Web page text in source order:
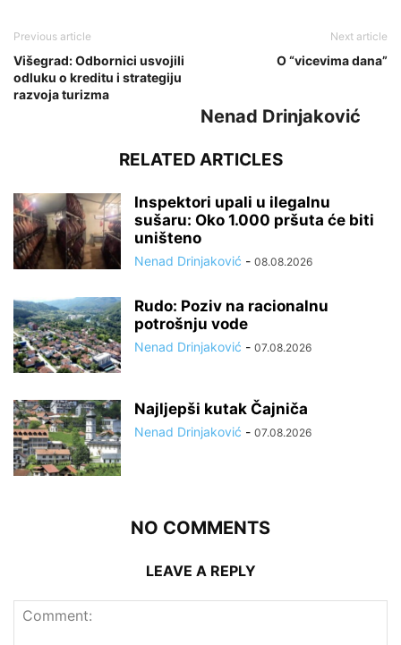
Previous article
Višegrad: Odbornici usvojili
odluku o kreditu i strategiju
razvoja turizma
Next article
O “vicevima dana”
Nenad Drinjaković
RELATED ARTICLES
Inspektori upali u ilegalnu
sušaru: Oko 1.000 pršuta će biti
uništeno
Nenad Drinjaković - 08.08.2026
Rudo: Poziv na racionalnu
potrošnju vode
Nenad Drinjaković - 07.08.2026
Najljepši kutak Čajniča
Nenad Drinjaković - 07.08.2026
NO COMMENTS
LEAVE A REPLY